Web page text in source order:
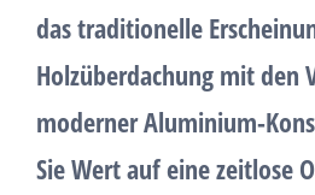
das traditionelle
Holzüberdachung mit den
moderner Aluminium-
Sie Wert auf eine zeitlose